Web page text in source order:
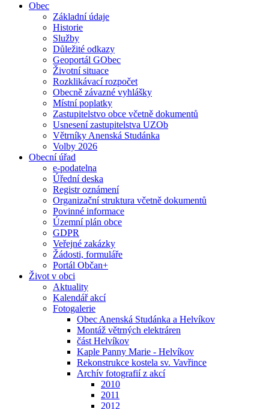
Obec
Základní údaje
Historie
Služby
Důležité odkazy
Geoportál GObec
Životní situace
Rozklikávací rozpočet
Obecně závazné vyhlášky
Místní poplatky
Zastupitelstvo obce včetně dokumentů
Usnesení zastupitelstva UZOb
Větrníky Anenská Studánka
Volby 2026
Obecní úřad
e-podatelna
Úřední deska
Registr oznámení
Organizační struktura včetně dokumentů
Povinné informace
Územní plán obce
GDPR
Veřejné zakázky
Žádosti, formuláře
Portál Občan+
Život v obci
Aktuality
Kalendář akcí
Fotogalerie
Obec Anenská Studánka a Helvíkov
Montáž větrných elektráren
část Helvíkov
Kaple Panny Marie - Helvíkov
Rekonstrukce kostela sv. Vavřince
Archív fotografií z akcí
2010
2011
2012